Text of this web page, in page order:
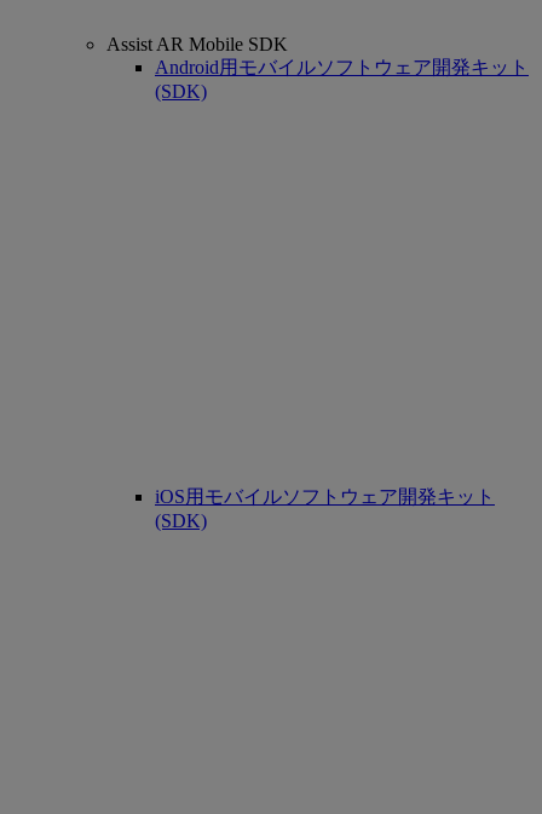
Assist AR Mobile SDK
Android用モバイルソフトウェア開発キット
(SDK)
iOS用モバイルソフトウェア開発キット
(SDK)